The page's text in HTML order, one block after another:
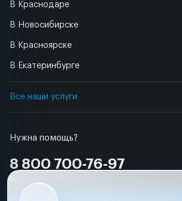
Нужна помощь?
8 800 700-76-97
В Краснодаре
В Новосибирске
В Красноярске
В Екатеринбурге
Все наши услуги